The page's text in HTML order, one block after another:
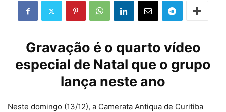
Gravação é o quarto vídeo
especial de Natal que o grupo
lança neste ano
Neste domingo (13/12), a Camerata Antiqua de Curitiba